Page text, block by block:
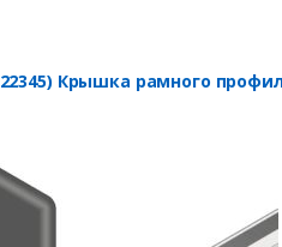
Крышка рамного